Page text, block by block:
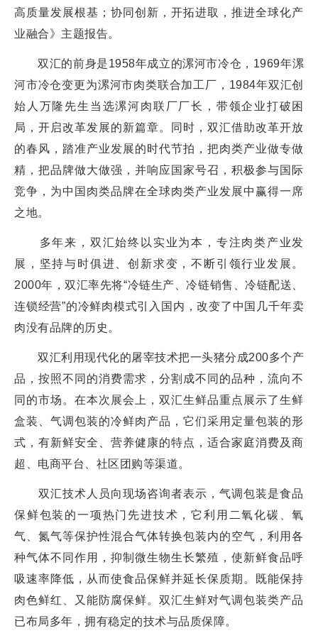
高质量发展根基；协同创新，开拓进取，推进全球化产
业融合》主题报告。
双汇的前身是1958年成立的漯河市冷仓，1969年漯
河市冷仓变更为漯河市肉类联合加工厂，1984年双汇创
始人万隆先生当选漯河肉联厂厂长，带领企业打破困
局，开启改革发展的新篇章。同时，双汇借助改革开放
的春风，踏准产业发展的时代节拍，把肉类产业做专做
精，把品牌做大做强，并响应国家号召，积极参与国际
竞争，为中国肉类品牌在全球肉类产业发展中赢得一席
之地。
多年来，双汇始终以实业为本，专注肉类产业发
展，坚持与时俱进、创新求变，不断引领行业发展。
2000年，双汇率先将“冷链生产、冷链销售、冷链配送、
连锁经营”的冷鲜肉模式引入国内，改变了中国几千年卖
肉没有品牌的历史。
双汇利用现代化的屠宰技术把一头猪分成200多个产
品，按照不同的消费需求，分割成不同的品种，流向不
同的市场。在本次展会上，双汇生鲜品重点展示了生鲜
盒装、气调包装的冷鲜肉产品，它们采用定量包装的形
式，有新鲜安全、营养健康的特点，适合家庭消费及商
超、电商平台、社区团购等渠道。
双汇技术人员向现场咨询者表示，气调包装是食品
保鲜包装的一项热门先进技术，它利用二氧化碳、氧
气、氮气等保护性混合气体转换包装内的空气，利用各
种气体不同作用，抑制微生物生长繁殖，使新鲜食品呼
吸速率降低，从而使食品保鲜并延长保质期。既能保持
肉色鲜红、又能防腐保鲜。双汇生鲜对气调包装类产品
已布局多年，拥有稳定的技术与品质保障。